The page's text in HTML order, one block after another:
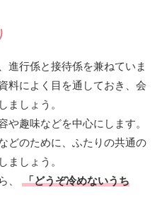
進行係と接待係を兼ねていま
料によく目を通しておき、会
ましょう。
や趣味などを中心にします。
どのために、ふたりの共通の
ましょう。
、
「どうぞ冷めないうち